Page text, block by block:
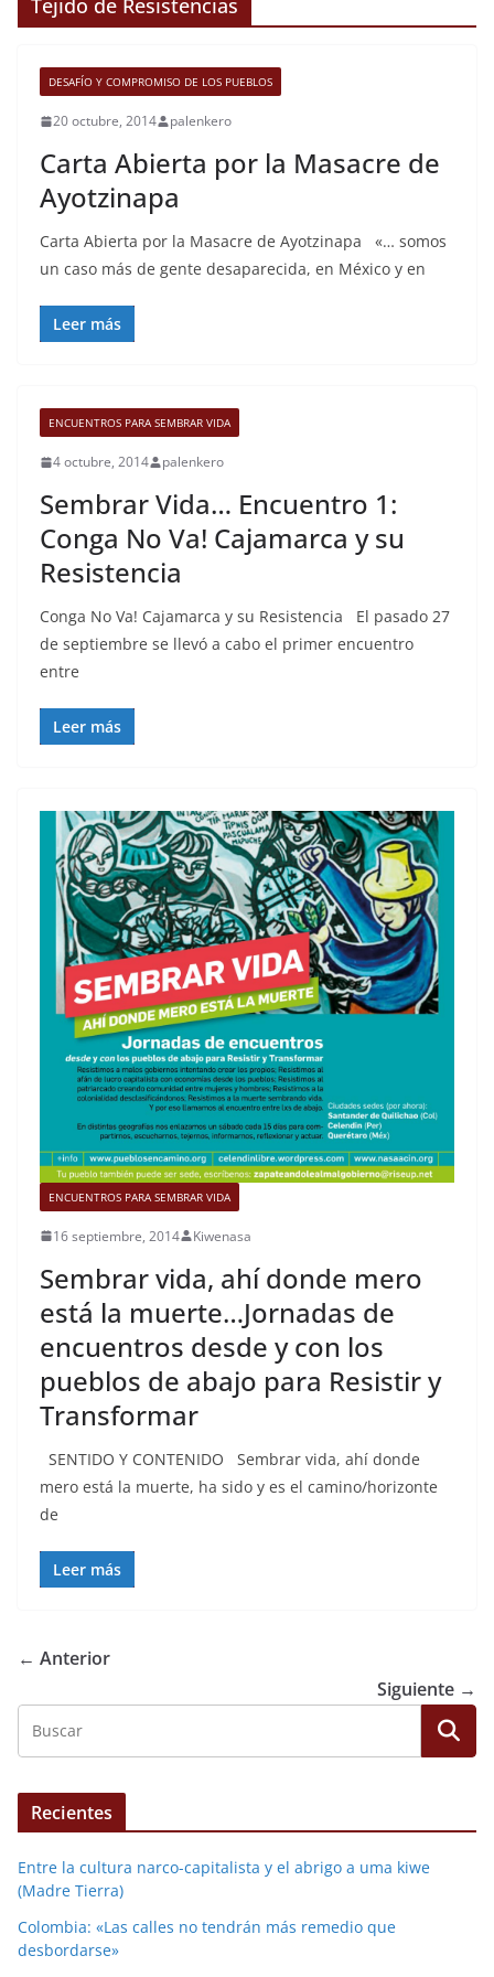
Tejido de Resistencias
DESAFÍO Y COMPROMISO DE LOS PUEBLOS
20 octubre, 2014 palenkero
Carta Abierta por la Masacre de
Ayotzinapa
Carta Abierta por la Masacre de Ayotzinapa «… somos
un caso más de gente desaparecida, en México y en
Leer más
ENCUENTROS PARA SEMBRAR VIDA
4 octubre, 2014 palenkero
Sembrar Vida… Encuentro 1:
Conga No Va! Cajamarca y su
Resistencia
Conga No Va! Cajamarca y su Resistencia El pasado 27
de septiembre se llevó a cabo el primer encuentro
entre
Leer más
ENCUENTROS PARA SEMBRAR VIDA
16 septiembre, 2014 Kiwenasa
Sembrar vida, ahí donde mero
está la muerte…Jornadas de
encuentros desde y con los
pueblos de abajo para Resistir y
Transformar
SENTIDO Y CONTENIDO Sembrar vida, ahí donde
mero está la muerte, ha sido y es el camino/horizonte
de
Leer más
← Anterior
Siguiente →
Recientes
Entre la cultura narco-capitalista y el abrigo a uma kiwe
(Madre Tierra)
Colombia: «Las calles no tendrán más remedio que
desbordarse»